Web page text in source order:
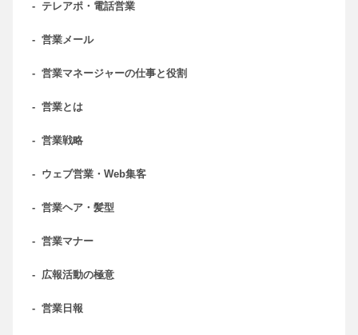
- テレアポ・電話営業
- 営業メール
- 営業マネージャーの仕事と役割
- 営業とは
- 営業戦略
- ウェブ営業・Web集客
- 営業ヘア・髪型
- 営業マナー
- 広報活動の極意
- 営業日報